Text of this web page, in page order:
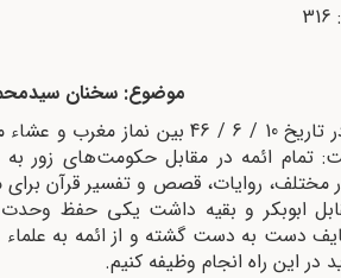
ه‌ 3
موضوع: سخنان
نامبرده‌ی بالا در تاریخ 10 / 6 /
تمام ائمه در مقابل حکومت‌های
مختلف، روایات، قصص و تفسیر قرآن
ابوبکر و بقیه داشت یکی حفظ
دست به دست گشته و از ائمه به
در این راه انجام وظیفه کنیم.